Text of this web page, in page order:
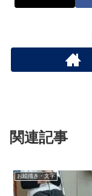
関連記事
お絵描き・文字